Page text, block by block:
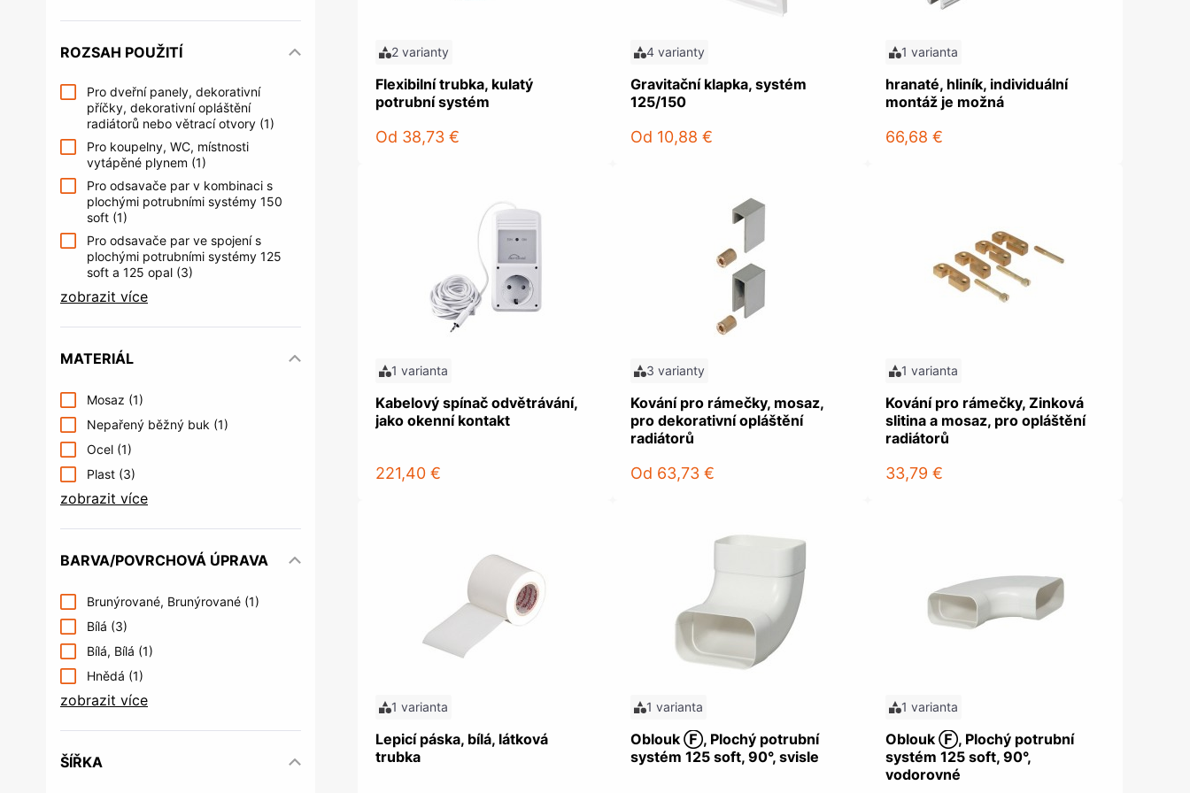
ROZSAH POUŽITÍ
Pro dveřní panely, dekorativní
příčky, dekorativní opláštění
radiátorů nebo větrací otvory (1)
Pro koupelny, WC, místnosti
vytápěné plynem (1)
Pro odsavače par v kombinaci s
plochými potrubními systémy 150
soft (1)
Pro odsavače par ve spojení s
plochými potrubními systémy 125
soft a 125 opal (3)
zobrazit více
MATERIÁL
Mosaz (1)
Nepařený běžný buk (1)
Ocel (1)
Plast (3)
zobrazit více
BARVA/POVRCHOVÁ ÚPRAVA
Brunýrované, Brunýrované (1)
Bílá (3)
Bílá, Bílá (1)
Hnědá (1)
zobrazit více
ŠÍŘKA
2 varianty
Flexibilní trubka, kulatý
potrubní systém
Od 38,73 €
4 varianty
Gravitační klapka, systém
125/150
Od 10,88 €
1 varianta
hranaté, hliník, individuální
montáž je možná
66,68 €
1 varianta
Kabelový spínač odvětrávání,
jako okenní kontakt
221,40 €
3 varianty
Kování pro rámečky, mosaz,
pro dekorativní opláštění
radiátorů
Od 63,73 €
1 varianta
Kování pro rámečky, Zinková
slitina a mosaz, pro opláštění
radiátorů
33,79 €
1 varianta
Lepicí páska, bílá, látková
trubka
1 varianta
Oblouk Ⓕ, Plochý potrubní
systém 125 soft, 90°, svisle
1 varianta
Oblouk Ⓕ, Plochý potrubní
systém 125 soft, 90°,
vodorovné